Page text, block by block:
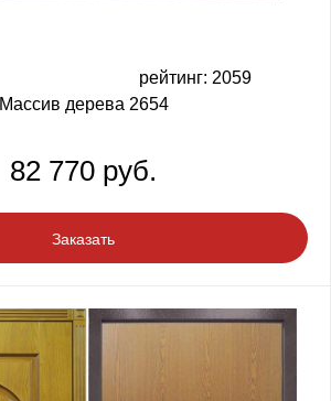
рейтинг: 2059
Массив дерева 2654
82 770 руб.
Заказать